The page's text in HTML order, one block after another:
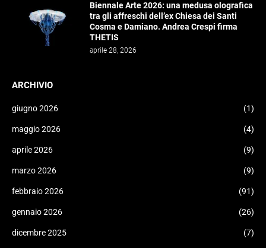
Biennale Arte 2026: una medusa olografica
tra gli affreschi dell’ex Chiesa dei Santi
Cosma e Damiano. Andrea Crespi firma
THETIS
aprile 28, 2026
ARCHIVIO
giugno 2026 (1)
maggio 2026 (4)
aprile 2026 (9)
marzo 2026 (9)
febbraio 2026 (91)
gennaio 2026 (26)
dicembre 2025 (7)